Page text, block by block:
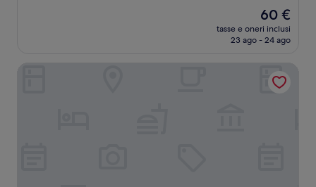
Il
prezzo
attuale
60 €
60 €
tasse e oneri inclusi
23 ago - 24 ago